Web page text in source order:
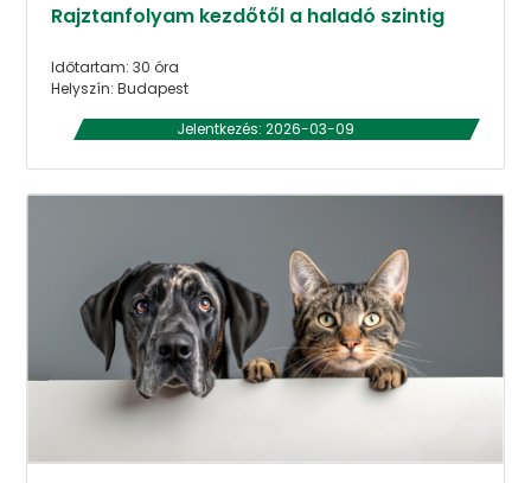
Rajztanfolyam kezdőtől a haladó szintig
Időtartam: 30 óra
Helyszín: Budapest
Jelentkezés: 2026-03-09